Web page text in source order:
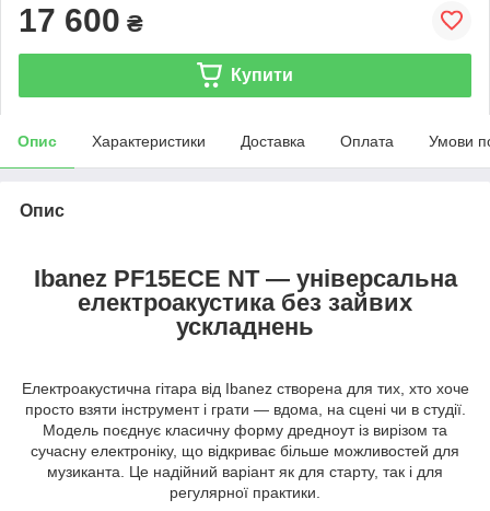
17 600 ₴
Купити
Опис Характеристики Доставка Оплата Умови
Опис
Ibanez PF15ECE NT — універсальна
електроакустика без зайвих
ускладнень
Електроакустична гітара від Ibanez створена для тих, хто хоче
просто взяти інструмент і грати — вдома, на сцені чи в студії.
Модель поєднує класичну форму дредноут із вирізом та
сучасну електроніку, що відкриває більше можливостей для
музиканта. Це надійний варіант як для старту, так і для
регулярної практики.